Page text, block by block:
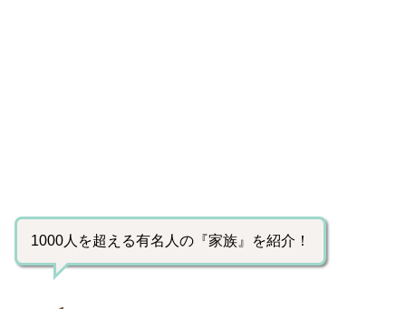
1000人を超える有名人の『家族』を紹介！